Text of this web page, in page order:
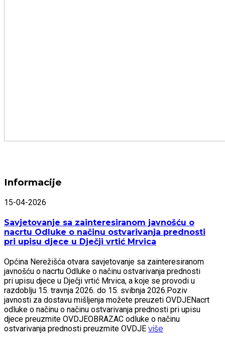
Informacije
15-04-2026
Savjetovanje sa zainteresiranom javnošću o
nacrtu Odluke o načinu ostvarivanja prednosti
pri upisu djece u Dječji vrtić Mrvica
Općina Nerežišća otvara savjetovanje sa zainteresiranom
javnošću o nacrtu Odluke o načinu ostvarivanja prednosti
pri upisu djece u Dječji vrtić Mrvica, a koje se provodi u
razdoblju 15. travnja 2026. do 15. svibnja 2026.Poziv
javnosti za dostavu mišljenja možete preuzeti OVDJENacrt
odluke o načinu o načinu ostvarivanja prednosti pri upisu
djece preuzmite OVDJEOBRAZAC odluke o načinu
ostvarivanja prednosti preuzmite OVDJE više